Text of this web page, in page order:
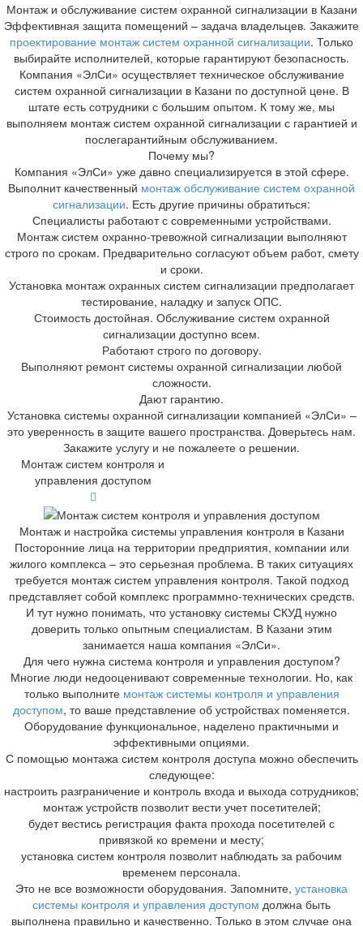
Монтаж и обслуживание систем охранной сигнализации в Казани
Эффективная защита помещений – задача владельцев. Закажите
проектирование монтаж систем охранной сигнализации. Только
выбирайте исполнителей, которые гарантируют безопасность.
Компания «ЭлСи» осуществляет техническое обслуживание
систем охранной сигнализации в Казани по доступной цене. В
штате есть сотрудники с большим опытом. К тому же, мы
выполняем монтаж систем охранной сигнализации с гарантией и
послегарантийным обслуживанием.
Почему мы?
Компания «ЭлСи» уже давно специализируется в этой сфере.
Выполнит качественный монтаж обслуживание систем охранной
сигнализации. Есть другие причины обратиться:
Специалисты работают с современными устройствами.
Монтаж систем охранно-тревожной сигнализации выполняют
строго по срокам. Предварительно согласуют объем работ, смету
и сроки.
Установка монтаж охранных систем сигнализации предполагает
тестирование, наладку и запуск ОПС.
Стоимость достойная. Обслуживание систем охранной
сигнализации доступно всем.
Работают строго по договору.
Выполняют ремонт системы охранной сигнализации любой
сложности.
Дают гарантию.
Установка системы охранной сигнализации компанией «ЭлСи» –
это уверенность в защите вашего пространства. Доверьтесь нам.
Закажите услугу и не пожалеете о решении.
Монтаж систем контроля и
управления доступом
Монтаж и настройка системы управления контроля в Казани
Посторонние лица на территории предприятия, компании или
жилого комплекса – это серьезная проблема. В таких ситуациях
требуется монтаж систем управления контроля. Такой подход
представляет собой комплекс программно-технических средств.
И тут нужно понимать, что установку системы СКУД нужно
доверить только опытным специалистам. В Казани этим
занимается наша компания «ЭлСи».
Для чего нужна система контроля и управления доступом?
Многие люди недооценивают современные технологии. Но, как
только выполните монтаж системы контроля и управления
доступом, то ваше представление об устройствах поменяется.
Оборудование функциональное, наделено практичными и
эффективными опциями.
С помощью монтажа систем контроля доступа можно обеспечить
следующее:
настроить разграничение и контроль входа и выхода сотрудников;
монтаж устройств позволит вести учет посетителей;
будет вестись регистрация факта прохода посетителей с
привязкой ко времени и месту;
установка систем контроля позволит наблюдать за рабочим
временем персонала.
Это не все возможности оборудования. Запомните, установка
системы контроля и управления доступом должна быть
выполнена правильно и качественно. Только в этом случае она